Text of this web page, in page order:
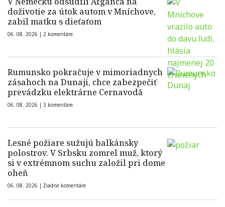
doživotie za útok autom v Mníchove,
zabil matku s dieťaťom
06. 08. 2026 | 2 komentáre
Rumunsko pokračuje v mimoriadnych
zásahoch na Dunaji, chce zabezpečiť
prevádzku elektrárne Cernavodă
06. 08. 2026 | 3 komentáre
Lesné požiare sužujú balkánsky
polostrov. V Srbsku zomrel muž, ktorý
si v extrémnom suchu založil pri dome
oheň
06. 08. 2026 | Žiadne komentáre